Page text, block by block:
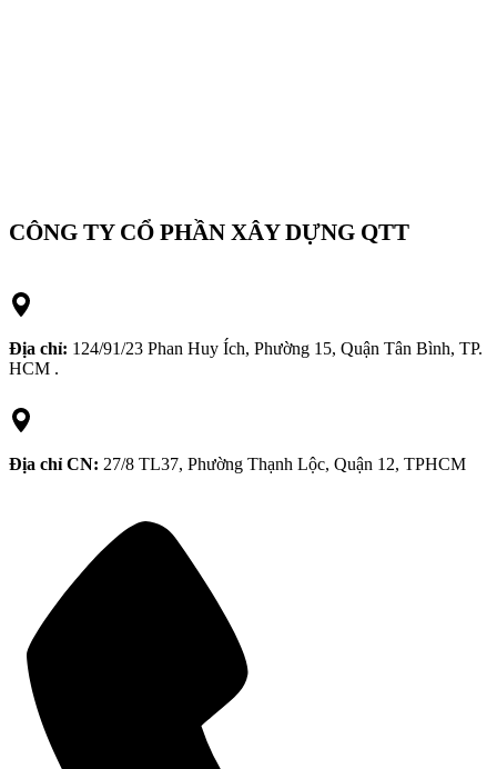
CÔNG TY CỔ PHẦN XÂY DỰNG QTT
Địa chỉ: 124/91/23 Phan Huy Ích, Phường 15, Quận Tân Bình, TP.
HCM .
Địa chỉ CN: 27/8 TL37, Phường Thạnh Lộc, Quận 12, TPHCM